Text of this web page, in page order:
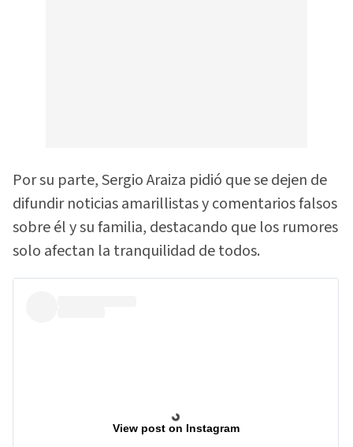
Por su parte, Sergio Araiza pidió que se dejen de
difundir noticias amarillistas y comentarios falsos
sobre él y su familia, destacando que los rumores
solo afectan la tranquilidad de todos.
View post on Instagram